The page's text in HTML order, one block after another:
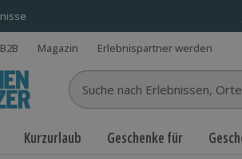
B2B Magazin Erlebnispartner werden
Suche nach Erlebnissen...
Kurzurlaub Geschenke für